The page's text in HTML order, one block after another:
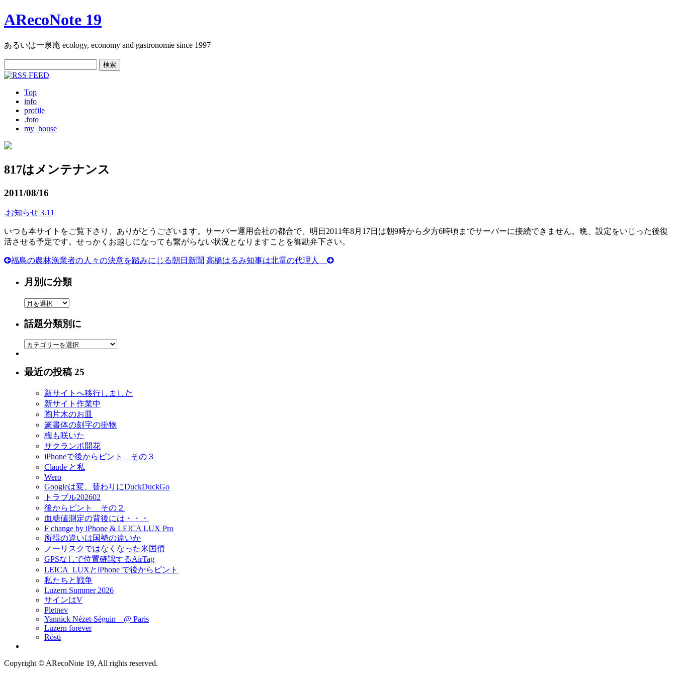
ARecoNote 19
あるいは一泉庵 ecology, economy and gastronomie since 1997
索:
Top
info
profile
.foto
my_house
817はメンテナンス
2011/08/16
.お知らせ 3.11
いつも本サイトをご覧下さり、ありがとうございます。サーバー運用会社の都合で、明日2011年8月17日は朝9時から夕方6時頃までサーバーに接続できません。晩、設定をいじった後復
活させる予定です。せっかくお越しになっても繋がらない状況となりますことを御勘弁下さい。
福島の農林漁業者の人々の決意を踏みにじる朝日新聞 高橋はるみ知事は北電の代理人
月別に分類
月
に
類
話題分類別に
話
類
最近の投稿 25
新サイトへ移行しました
新サイト作業中
陶片木のお皿
篆書体の刻字の掛物
梅も咲いた
サクランボ開花
iPhoneで後からピント その３
Claude と私
Wero
Googleは変、替わりにDuckDuckGo
トラブル202602
後からピント その２
血糖値測定の背後には・・・
F change by iPhone & LEICA LUX Pro
所得の違いは国勢の違いか
ノーリスクではなくなった米国債
GPSなしで位置確認するAirTag
LEICA_LUXとiPhone で後からピント
私たちと戦争
Luzern Summer 2026
サインはV
Pletnev
Yannick Nézet-Séguin @ Paris
Luzern forever
Rösti
Copyright © ARecoNote 19, All rights reserved.